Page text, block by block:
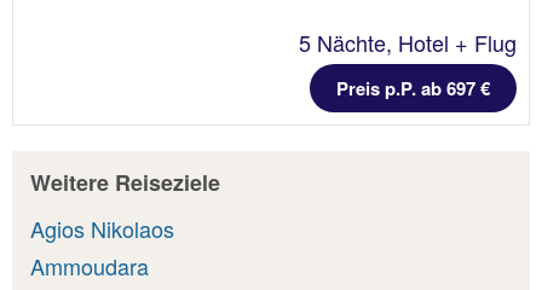
5 Nächte, Hotel + Flug
Preis p.P. ab 697 €
Weitere Reiseziele
Agios Nikolaos
Ammoudara